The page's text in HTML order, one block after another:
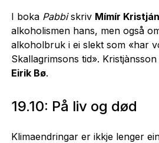
I boka Pabbiskriv Mímír
alkoholismen hans, men også
alkoholbruk i ei slekt som «har
Skallagrimsons tid».
Eirik Bø.
19.10: På liv og død
Klimaendringar er ikkje lenger